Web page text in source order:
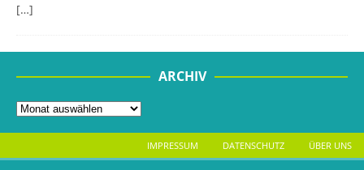
[…]
ARCHIV
IMPRESSUM DATENSCHUTZ ÜBER UNS